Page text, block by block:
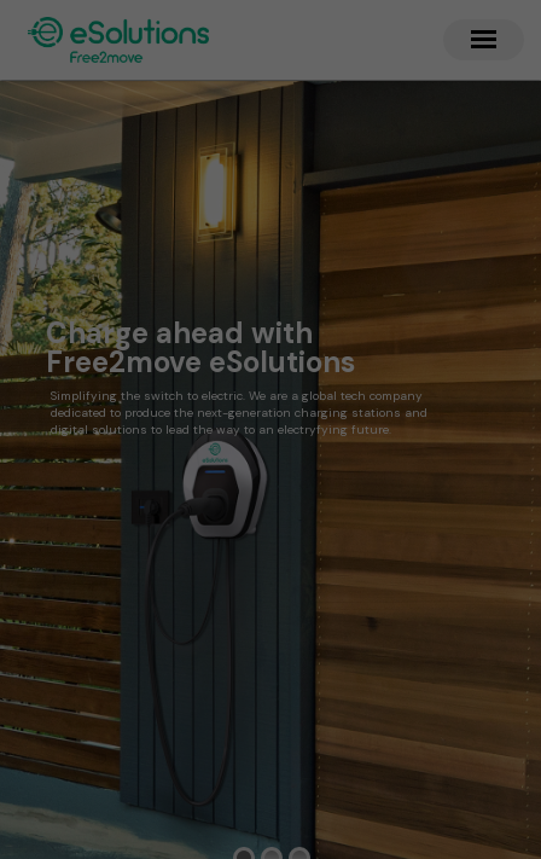
Charge ahead with
Free2move eSolutions
Simplifying the switch to electric. We are a global tech company
dedicated to produce the next-generation charging stations and
digital solutions to lead the way to an electryfying future.